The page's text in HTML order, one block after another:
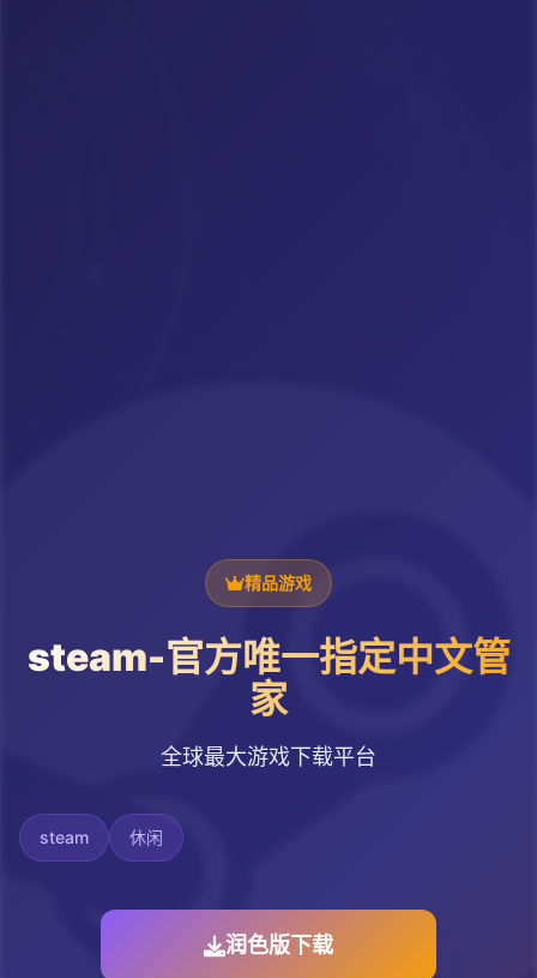
精品游戏
steam-官方唯一指定中文管
家
全球最大游戏下载平台
steam 休闲
润色版下载